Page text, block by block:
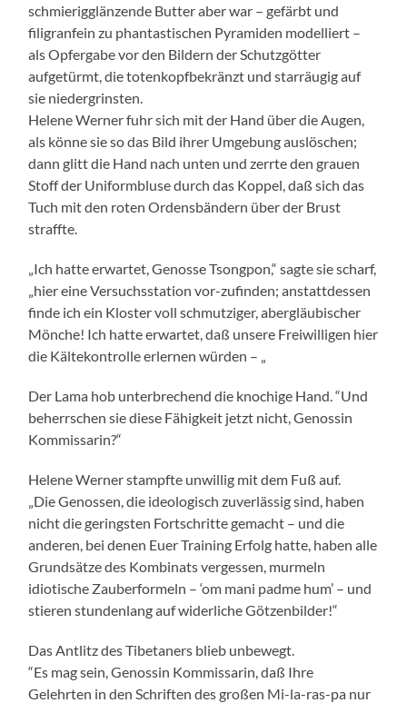
schmierigglänzende Butter aber war – gefärbt und
filigranfein zu phantastischen Pyramiden modelliert –
als Opfergabe vor den Bildern der Schutzgötter
aufgetürmt, die totenkopfbekränzt und starräugig auf
sie niedergrinsten.
Helene Werner fuhr sich mit der Hand über die Augen,
als könne sie so das Bild ihrer Umgebung auslöschen;
dann glitt die Hand nach unten und zerrte den grauen
Stoff der Uniformbluse durch das Koppel, daß sich das
Tuch mit den roten Ordensbändern über der Brust
straffte.
„Ich hatte erwartet, Genosse Tsongpon,“ sagte sie scharf,
„hier eine Versuchsstation vor-zufinden; anstattdessen
finde ich ein Kloster voll schmutziger, abergläubischer
Mönche! Ich hatte erwartet, daß unsere Freiwilligen hier
die Kältekontrolle erlernen würden – „
Der Lama hob unterbrechend die knochige Hand. “Und
beherrschen sie diese Fähigkeit jetzt nicht, Genossin
Kommissarin?“
Helene Werner stampfte unwillig mit dem Fuß auf.
„Die Genossen, die ideologisch zuverlässig sind, haben
nicht die geringsten Fortschritte gemacht – und die
anderen, bei denen Euer Training Erfolg hatte, haben alle
Grundsätze des Kombinats vergessen, murmeln
idiotische Zauberformeln – ‘om mani padme hum’ – und
stieren stundenlang auf widerliche Götzenbilder!“
Das Antlitz des Tibetaners blieb unbewegt.
“Es mag sein, Genossin Kommissarin, daß Ihre
Gelehrten in den Schriften des großen Mi-la-ras-pa nur